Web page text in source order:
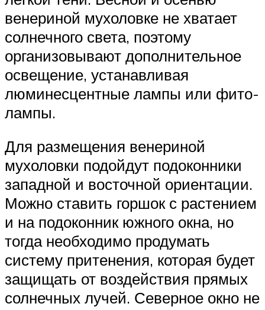
венериной мухоловке не хватает
солнечного света, поэтому
организовывают дополнительное
освещение, устанавливая
люминесцентные лампы или фито-
лампы.
Для размещения венериной
мухоловки подойдут подоконники
западной и восточной ориентации.
Можно ставить горшок с растением
и на подоконник южного окна, но
тогда необходимо продумать
систему притенения, которая будет
защищать от воздействия прямых
солнечных лучей. Северное окно не